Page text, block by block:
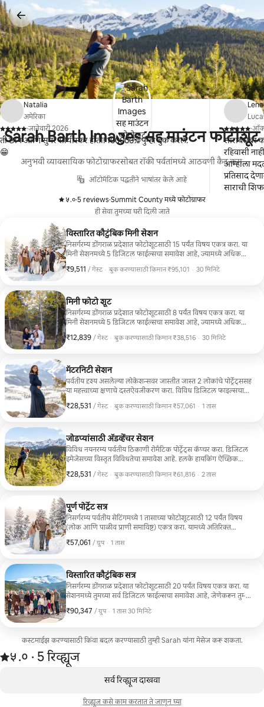
कंटेंटवर
जा
Sarah Barth Images सह माउंटन फोटोशूट
अनुभवी व्यावसायिक फोटोग्राफरसोबत रॉकी पर्वतांमध्ये आठवणी कैद करा.
ऑटोमॅटिक पद्धतीने भाषांतर केले आहे
५.०·5 reviews·Summit County मध्ये फोटोग्राफर
ही सेवा तुमच्या घरी दिली जाते
विस्तारित कौटुंबिक मिनी सेशन
निसर्गरम्य डोंगराळ प्रदेशात फोटोशूटसाठी 15 पर्यंत विषय एकत्र करा. या
मिनी सेशनमध्ये 5 डिजिटल फाईल्सचा समावेश आहे, ज्यामध्ये अधिक
₹9,511 / गेस्ट
₹9,511 प्रति गेस्ट· बुक करण्यासाठी किमान ₹95,101
, · 30 मिनिटे
मिनी फोटो शूट
निसर्गरम्य डोंगराळ प्रदेशात फोटोशूटसाठी 8 पर्यंत विषय एकत्र करा. या
मिनी सेशनमध्ये 5 डिजिटल फाईल्सचा समावेश आहे, ज्यामध्ये अधिक
₹12,839 / गेस्ट
₹12,839 प्रति गेस्ट · बुक करण्यासाठी किमान ₹38,516
, · 30 मिनिटे
मॅटरनिटी सेशन
पर्वतीय दृश्य असलेल्या लोकेशन्सवर जास्तीत जास्त 2 लोकांचे पोर्ट्रेट्ससह
या महत्त्वाच्या क्षणाचे दस्तऐवजीकरण करा. विविध डिजिटल फाइल्सचा
₹28,531 / गेस्ट
₹28,531 प्रति गेस्ट · बुक करण्यासाठी किमान ₹57,061
, · 1 तास
जोडप्यांसाठी अ‍ॅडव्हेंचर सेशन
विविध नयनरम्य पर्वतीय ठिकाणी रोमँटिक पोर्ट्रेट्स कॅप्चर करा. डिजिटल
इमेजेसच्या विस्तृत विविधतेचा समावेश आहे. हलके हायकिंग ऐच्छिक
₹28,531 / गेस्ट
₹28,531 प्रति गेस्ट · बुक करण्यासाठी किमान ₹61,816
, · 2 तास
पूर्ण पोर्ट्रेट सत्र
निसर्गरम्य पर्वतीय सेटिंगमध्ये 1 तासाच्या फोटोशूटसाठी 12 पर्यंत विषय
(लोक आणि पाळीव प्राणी समाविष्ट) एकत्र करा. यामध्ये अतिरिक्त
इमेजेस, उच्च रिझोल्यूशन डिजिटल डाउनलोड्स म्हणून समाविष्ट आहेत.
₹57,061 / ग्रुप
₹57,061, प्रति ग्रुप
, · 1 तास
विस्तारित कौटुंबिक सत्र
निसर्गरम्य डोंगराळ प्रदेशात फोटोशूटसाठी 20 पर्यंत विषय एकत्र करा. या
सेशनमध्ये तुमच्या सर्व डिजिटल फाईल्सचा समावेश आहे, जेणेकरून तुम्ही
संयोगांचे ब्रेकडाउन मिळवू शकता.
₹90,347 / ग्रुप
₹90,347, प्रति ग्रुप
, · 1 तास 30 मिनिटे
कस्टमाईझ करण्यासाठी किंवा बदल करण्यासाठी तुम्ही Sarah यांना मेसेज करू शकता.
5 रिव्ह्यूजमधून 5 पैकी ५.० स्टार्स रेटिंग आहे
५.०
,
· 5 रिव्ह्यूज
Natalia
अमेरिका
,
·जानेवारी 2026
ती छान आणि सुपर सोयीस्कर होती! 100000% पुन्हा बुक करेल.
😁
Lena
,
·
रहिवासी
आम्हाला
प्रतिसाद
साराची
सर्व रिव्ह्यूज दाखवा
रिव्ह्यूज कसे काम करतात ते जाणून घ्या